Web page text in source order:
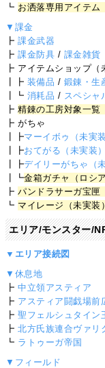
┗ お洒落専用アイテム
▼課金
┣課金武器
┣課金防具 / 課金雑貨
┣ アイテムショップ（
┃┣ 装備品 / 鍛錬・生
┃┗ 消耗品 / スペシャ
┣精錬の工房対象一覧
┣ がちゃ
┃┣マーイボゥ（未実装
┃┣おてがる（未実装）
┃┣デイリーがちゃ（
┃┗金箱ガチャ（ロシア
┣パンドラサーガ宝匣
┗ マイレージ（未実装
エリア/モンスター/
▼エリア接続図
▼休息地
┣中立領アスティア
┣ アスティア闘戯場前
┣聖フェルシュタイン
┣北方氏族連合ヴァリ
┗ ラトゥーガ帝国
▼フィールド